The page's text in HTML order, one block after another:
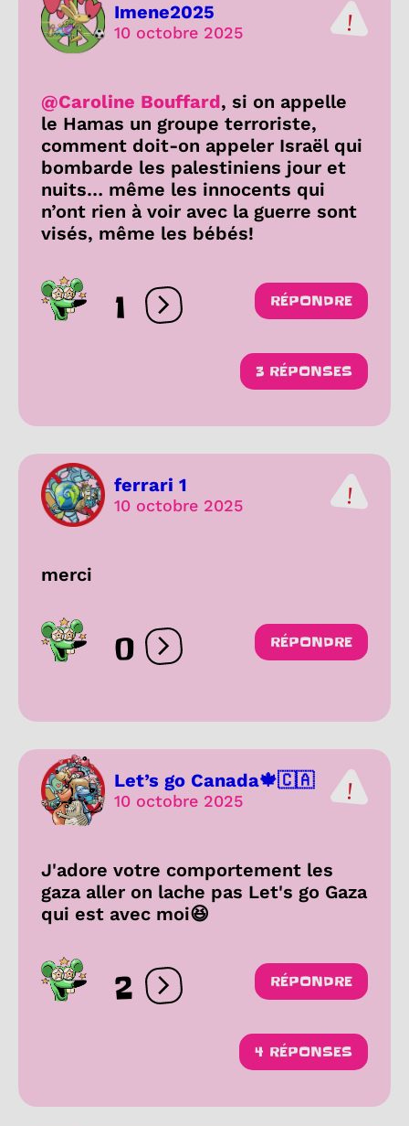
Imene2025
10 octobre 2025
@Caroline Bouffard, si on appelle
le Hamas un groupe terroriste,
comment doit-on appeler Israël qui
bombarde les palestiniens jour et
nuits… même les innocents qui
n’ont rien à voir avec la guerre sont
visés, même les bébés!
1 Ouvrir les réactions
RÉPONDRE
3 RÉPONSES
ferrari 1
10 octobre 2025
merci
0 Ouvrir les réactions
RÉPONDRE
Let’s go Canada🍁🇨🇦
10 octobre 2025
J'adore votre comportement les
gaza aller on lache pas Let's go Gaza
qui est avec moi😆
2 Ouvrir les réactions
RÉPONDRE
4 RÉPONSES